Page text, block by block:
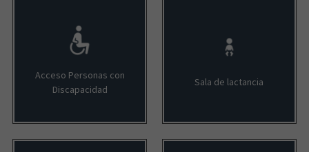
Acceso Personas con
Discapacidad
Sala de lactancia